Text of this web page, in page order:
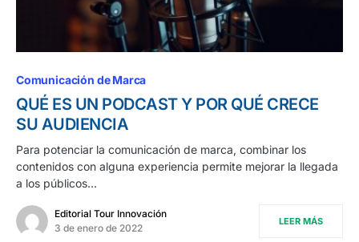
Comunicación de Marca
QUÉ ES UN PODCAST Y POR QUÉ CRECE
SU AUDIENCIA
Para potenciar la comunicación de marca, combinar los
contenidos con alguna experiencia permite mejorar la llegada
a los públicos…
Editorial Tour Innovación
3 de enero de 2022
LEER MÁS